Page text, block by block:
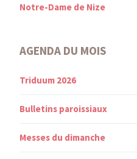
Notre-Dame de Nize
AGENDA DU MOIS
Triduum 2026
Bulletins paroissiaux
Messes du dimanche